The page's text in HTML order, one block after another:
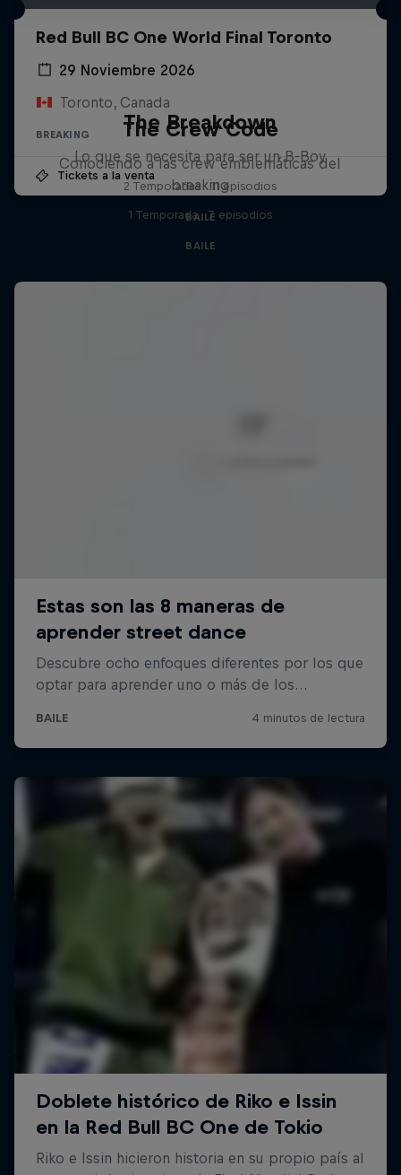
Red Bull BC One World Final Toronto
29 Noviembre 2026
Toronto, Canada
BREAKING
Tickets a la venta
The Breakdown
Lo que se necesita para ser un B-Boy
2 Temporadas · 11 episodios
BAILE
The Crew Code
Conociendo a las crew emblemáticas del
breaking
1 Temporada · 7 episodios
BAILE